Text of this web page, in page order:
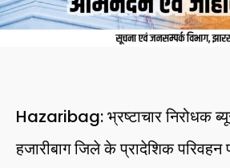
Hazaribag: भ्रष्टाचार निरोधक
हजारीबाग जिले के प्रादेशिक परिवहन